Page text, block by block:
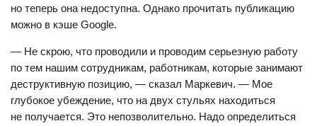
но теперь она недоступна. Однако прочитать публикацию
можно в кэше Google.
— Не скрою, что проводили и проводим серьезную работу
по тем нашим сотрудникам, работникам, которые занимают
деструктивную позицию, — сказал Маркевич. — Мое
глубокое убеждение, что на двух стульях находиться
не получается. Это непозволительно. Надо определиться